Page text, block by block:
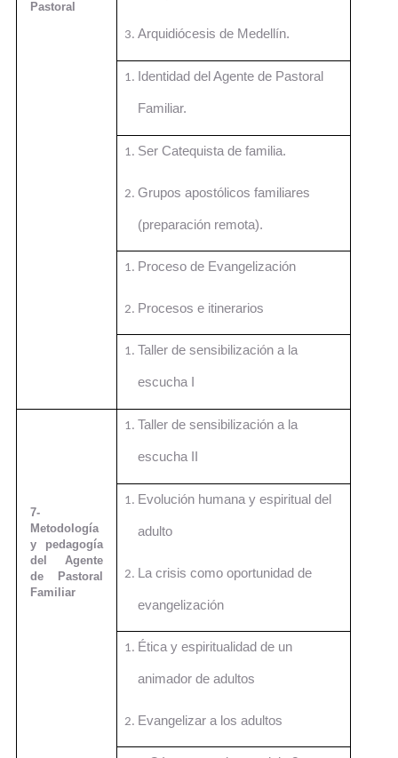
Pastoral
Arquidiócesis de Medellín.
Identidad del Agente de Pastoral
Familiar.
Ser Catequista de familia.
Grupos apostólicos familiares
(preparación remota).
Proceso de Evangelización
Procesos e itinerarios
Taller de sensibilización a la
escucha I
7-
Metodología
y pedagogía
del Agente
de Pastoral
Familiar
Taller de sensibilización a la
escucha II
Evolución humana y espiritual del
adulto
La crisis como oportunidad de
evangelización
Ética y espiritualidad de un
animador de adultos
Evangelizar a los adultos